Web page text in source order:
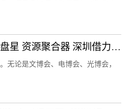
行业风向标 市场定盘星 资源聚合器 深圳借力会展打造产业发展活力场
无论是文博会、电博会、光博会，